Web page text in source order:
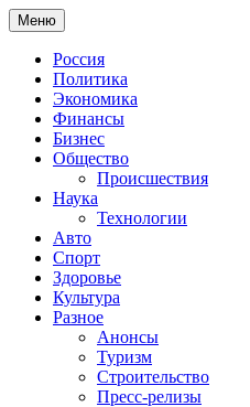
Меню
Россия
Политика
Экономика
Финансы
Бизнес
Общество
Происшествия
Наука
Технологии
Авто
Спорт
Здоровье
Культура
Разное
Анонсы
Туризм
Строительство
Пресс-релизы